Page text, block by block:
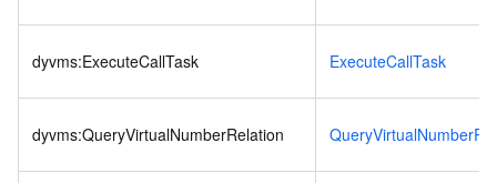
dyvms:ExecuteCallTask ExecuteCallTask
dyvms:QueryVirtualNumberRelation